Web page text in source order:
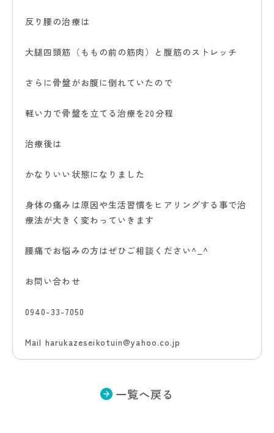
反り腰の治療は
大腿四頭筋（ももの前の筋肉）と腹筋のストレッチ
さらに骨盤がお腹に倒れていたので
軽い力で骨盤を立てる治療を20分程
治療後は
かなりいい状態になりました
身体の痛みは原因や生活習慣をヒアリングする事で治
療法が大きく変わっていきます
腰痛でお悩みの方はぜひご相談ください^_^
お問い合わせ
0940-33-7050
Mail harukazeseikotuin@yahoo.co.jp
一覧へ戻る